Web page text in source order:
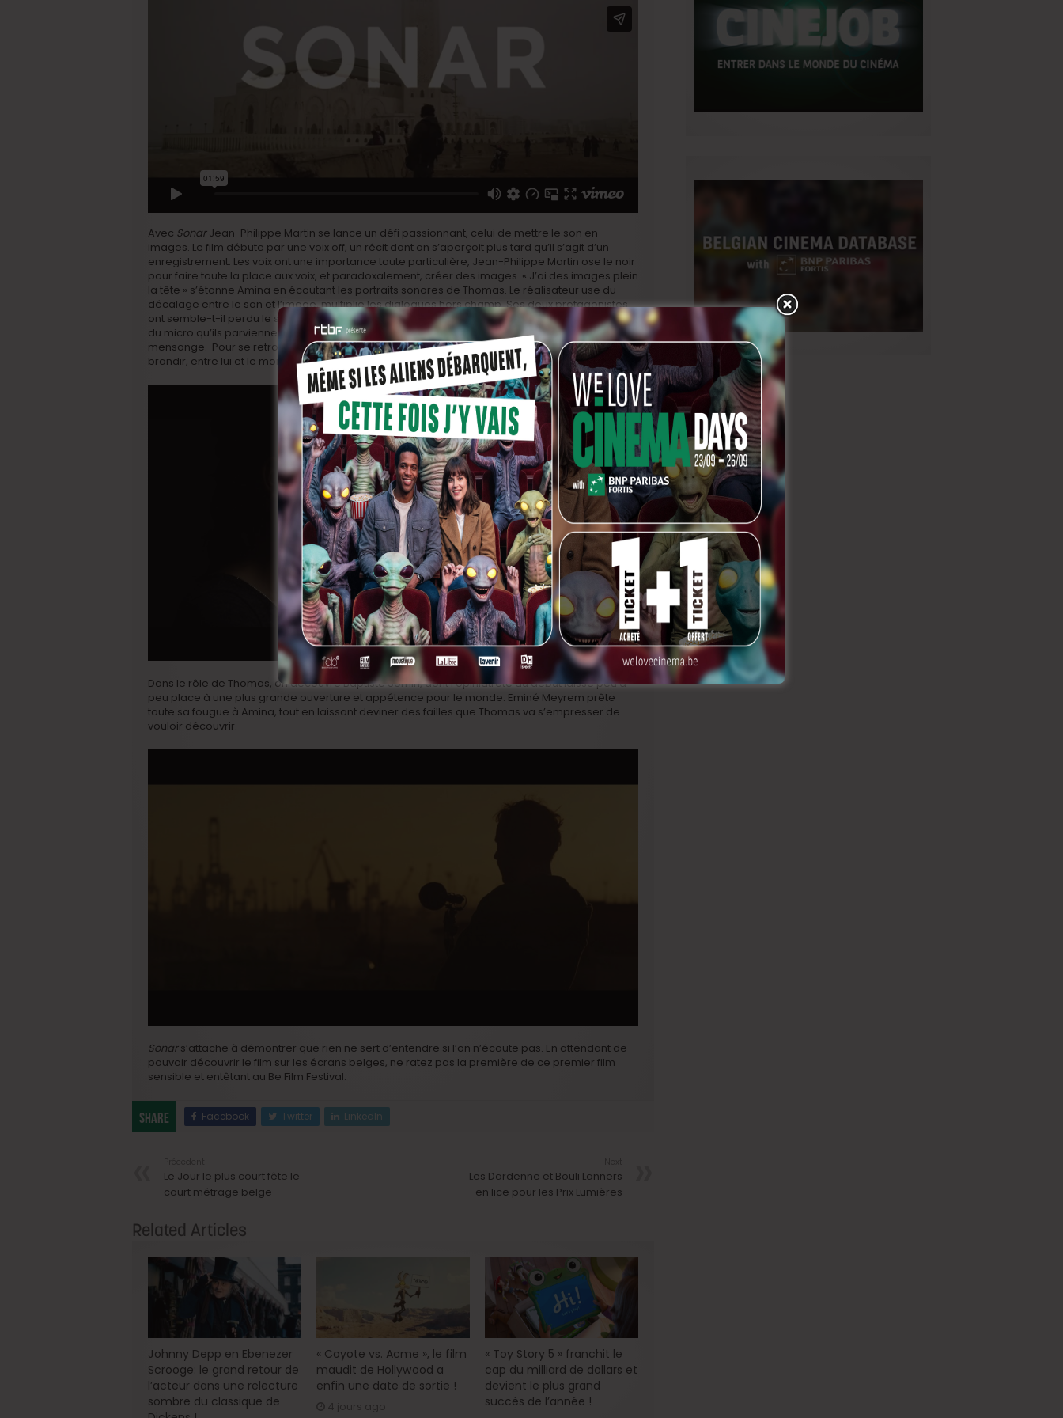
Avec SonarJean-Philippe Martin se lance un défi passionnant, celui de mettre le son en
images. Le film débute par une voix off, un récit dont on s’aperçoit plus tard qu’il s’agit d’un
enregistrement. Les voix ont une importance toute particulière, Jean-Philippe Martin ose le noir
pour faire toute la place aux voix, et paradoxalement, créer des images. « J’ai des images plein
la tête » s’étonne Amina en écoutant les portraits sonores de Thomas. Le réalisateur use du
décalage entre le son et l’image, multiplie les dialogues hors champ. Ses deux protagonistes
ont semble-t-il perdu le sens du dialogue et de la communication, et ce n’est qu’avec le filtre
du micro qu’ils parviennent à se livrer, même s’il faut parfois chercher la vérité sous le lustre du
mensonge. Pour se retrouver, Thomas a eu besoin de s’extraire, de se déraciner, et de
brandir, entre lui et le monde, son micro, passeur de sens.
Dans le rôle de Thomas, on découvre Baptiste Sornin, dont l’opiniâtreté du début laisse peu à
peu place à une plus grande ouverture et appétence pour le monde. Eminé Meyrem prête
toute sa fougue à Amina, tout en laissant deviner des failles que Thomas va s’empresser de
vouloir découvrir.
Sonars’attache à démontrer que rien ne sert d’entendre si l’on n’écoute pas. En attendant de
pouvoir découvrir le film sur les écrans belges, ne ratez pas la première de ce premier film
sensible et entêtant au Be Film Festival.
Share Facebook Twitter LinkedIn
Le Jour le plus court fête le
court métrage belge
Les Dardenne et Bouli Lanners
en lice pour les Prix Lumières
Related Articles
Johnny Depp en Ebenezer
Scrooge: le grand retour de
l’acteur dans une relecture
sombre du classique de
« Coyote vs. Acme », le film
maudit de Hollywood a
enfin une date de sortie !
4 jours ago
« Toy Story 5 » franchit le
cap du milliard de dollars et
devient le plus grand
succès de l’année !